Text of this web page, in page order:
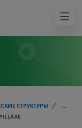
СТРУКТУРЫ
...